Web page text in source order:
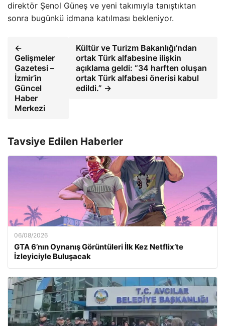
direktör Şenol Güneş ve yeni takımıyla tanıştıktan
sonra bugünkü idmana katılması bekleniyor.
←
Gelişmeler
Gazetesi –
İzmir’in
Güncel
Haber
Merkezi
Kültür ve Turizm Bakanlığı’ndan
ortak Türk alfabesine ilişkin
açıklama geldi: “34 harften oluşan
ortak Türk alfabesi önerisi kabul
edildi.” →
Tavsiye Edilen Haberler
06/08/2026
GTA 6’nın Oynanış Görüntüleri İlk Kez Netflix’te
İzleyiciyle Buluşacak